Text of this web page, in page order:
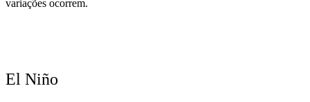
variações ocorrem.
El Niño